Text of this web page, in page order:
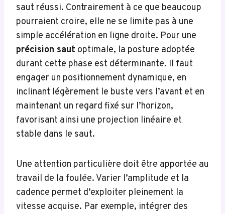
saut réussi. Contrairement à ce que beaucoup
pourraient croire, elle ne se limite pas à une
simple accélération en ligne droite. Pour une
précision saut optimale, la posture adoptée
durant cette phase est déterminante. Il faut
engager un positionnement dynamique, en
inclinant légèrement le buste vers l’avant et en
maintenant un regard fixé sur l’horizon,
favorisant ainsi une projection linéaire et
stable dans le saut.
Une attention particulière doit être apportée au
travail de la foulée. Varier l’amplitude et la
cadence permet d’exploiter pleinement la
vitesse acquise. Par exemple, intégrer des